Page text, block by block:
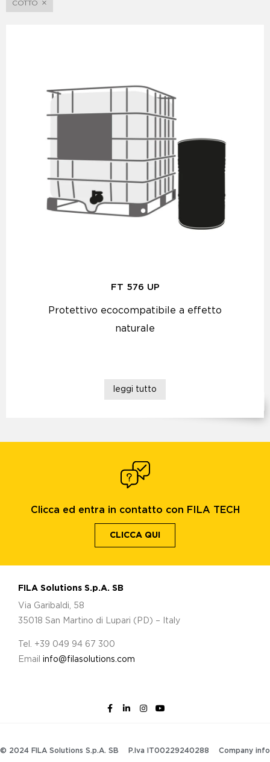
COTTO
FT 576 UP
Protettivo ecocompatibile a effetto
naturale
leggi tutto
Clicca ed entra in contatto con FILA TECH
CLICCA QUI
FILA Solutions S.p.A. SB
Via Garibaldi, 58
35018 San Martino di Lupari (PD) – Italy
Tel. +39 049 94 67 300
Email info@filasolutions.com
© 2024 FILA Solutions S.p.A. SB P.Iva IT00229240288 Company info